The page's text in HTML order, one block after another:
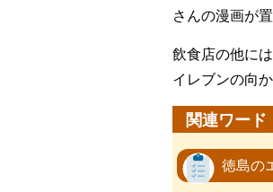
さんの漫画が
飲食店の他に
イレブンの向
関連ワード
徳島の